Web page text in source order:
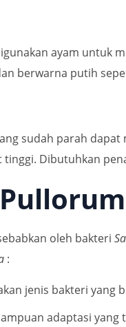
ayam untuk
berwarna putih
sudah parah
Dibutuhkan
oleh bakteri
:
jenis bakteri yang
adaptasi yang